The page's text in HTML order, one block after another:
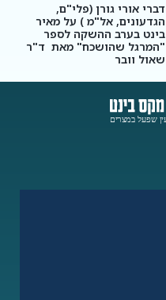
דברי אורי גורן (פלי"ם,
הגדעונים, אל"מ ) על מאיר
בינט בערב ההשקה לספר
"המרגל שהושכח" מאת ד"ר
שאול וובר